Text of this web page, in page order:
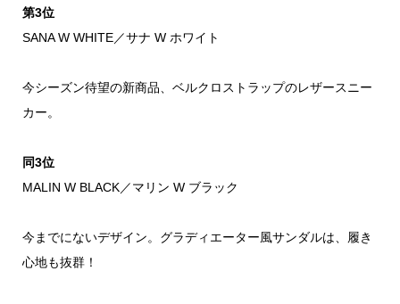
第3位
SANA W WHITE／サナ W ホワイト
今シーズン待望の新商品、ベルクロストラップのレザースニー
カー。
同3位
MALIN W BLACK／マリン W ブラック
今までにないデザイン。グラディエーター風サンダルは、履き
心地も抜群！